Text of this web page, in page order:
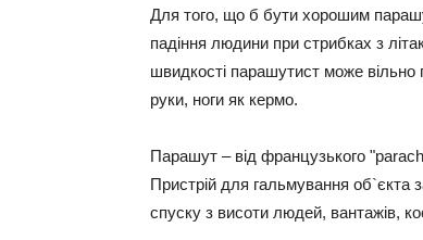
Для того, що б бути хорошим
падіння людини при стрибках з
швидкості парашутист може вільно
руки, ноги як кермо.
Парашут – від французького
Пристрій для гальмування об`єкта
спуску з висоти людей, вантажів,